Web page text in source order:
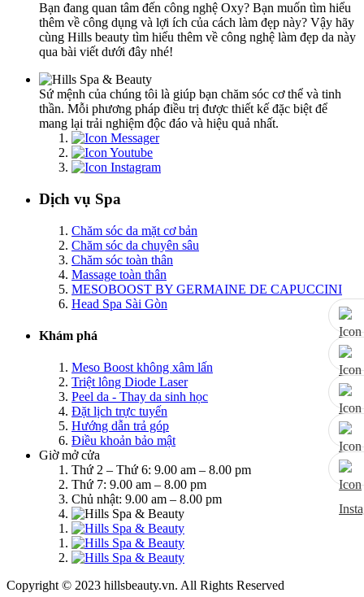
Bạn đang quan tâm đến công nghệ Oxy? Bạn muốn tìm hiểu
thêm về công dụng và lợi ích của cách làm đẹp này? Vậy hãy
cùng Hills beauty tìm hiểu thêm về công nghệ làm đẹp da này
qua bài viết dưới đây nhé!
Sứ mệnh của chúng tôi là giúp bạn chăm sóc cơ thể và tinh
thần. Mỗi phương pháp điều trị được thiết kế đặc biệt để
mang lại trải nghiệm độc đáo và hiệu quả nhất.
Dịch vụ Spa
Chăm sóc da mặt cơ bản
Chăm sóc da chuyên sâu
Chăm sóc toàn thân
Massage toàn thân
MESOBOOST BY GERMAINE DE CAPUCCINI
Head Spa Sài Gòn
Khám phá
Meso Boost không xâm lấn
Triệt lông Diode Laser
Peel da - Thay da sinh học
Đặt lịch trực tuyến
Hướng dẫn trả góp
Điều khoản bảo mật
Giờ mở cửa
Thứ 2 – Thứ 6: 9.00 am – 8.00 pm
Thứ 7: 9.00 am – 8.00 pm
Chủ nhật: 9.00 am – 8.00 pm
Copyright © 2023 hillsbeauty.vn. All Rights Reserved